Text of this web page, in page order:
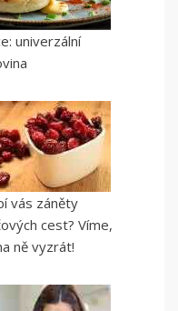
univerzální
vás záněty
cest? Víme,
ně vyzrát!